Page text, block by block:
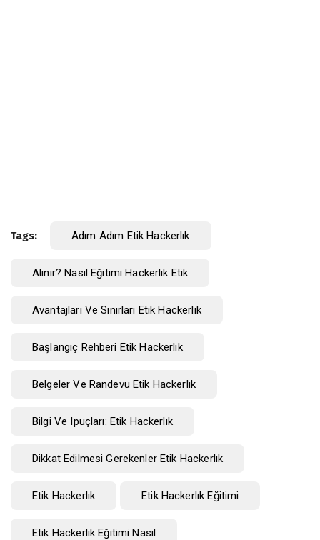
Tags: Adım Adım Etik Hackerlık
Alınır? Nasıl Eğitimi Hackerlık Etik
Avantajları Ve Sınırları Etik Hackerlık
Başlangıç Rehberi Etik Hackerlık
Belgeler Ve Randevu Etik Hackerlık
Bilgi Ve Ipuçları: Etik Hackerlık
Dikkat Edilmesi Gerekenler Etik Hackerlık
Etik Hackerlık Etik Hackerlık Eğitimi
Etik Hackerlık Eğitimi Nasıl